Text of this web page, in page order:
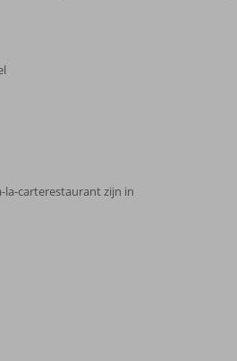
la-carterestaurant zijn in